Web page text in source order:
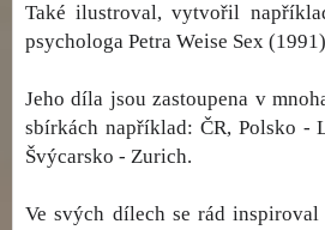
Také ilustroval, vytvořil
psychologa Petra Weise Sex
Jeho díla jsou zastoupena v
sbírkách například: ČR, Polsko -
Švýcarsko - Zurich.
Ve svých dílech se rád inspiroval